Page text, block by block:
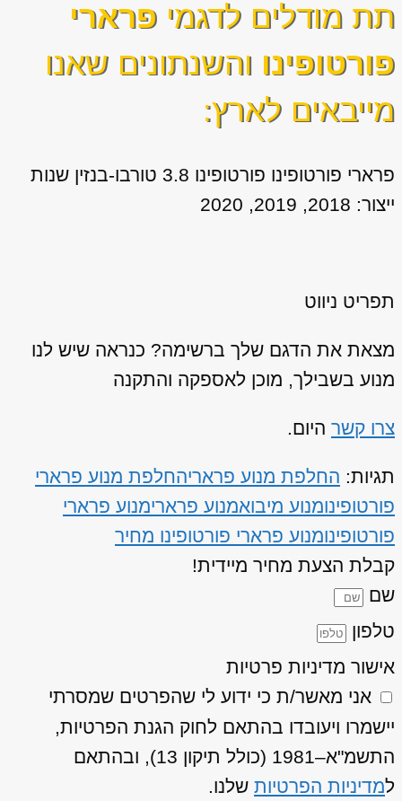
תת מודלים לדגמי פרארי
פורטופינו והשנתונים שאנו
מייבאים לארץ:
פרארי פורטופינו פורטופינו 3.8 טורבו-בנזין שנות
ייצור: 2018, 2019, 2020
תפריט ניווט
מצאת את הדגם שלך ברשימה? כנראה שיש לנו
מנוע בשבילך, מוכן לאספקה והתקנה
צרו קשר היום.
תגיות: החלפת מנוע פראריהחלפת מנוע פרארי
פורטופינומנוע מיבואמנוע פרארימנוע פרארי
פורטופינומנוע פרארי פורטופינו מחיר
קבלת הצעת מחיר מיידית!
שם
טלפון
אישור מדיניות פרטיות
אני מאשר/ת כי ידוע לי שהפרטים שמסרתי
יישמרו ויעובדו בהתאם לחוק הגנת הפרטיות,
התשמ"א–1981 (כולל תיקון 13), ובהתאם
למדיניות הפרטיות שלנו.